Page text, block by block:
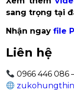
sang trọng tại
Nhận ngay file
Liên hệ
0966 446 086